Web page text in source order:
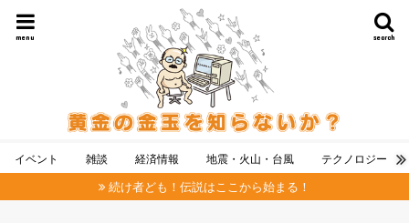
search
menu
イベント 雑談 経済情報 地震・火山・台風 テクノロジー
続け者ども！伝説はここから始まる！